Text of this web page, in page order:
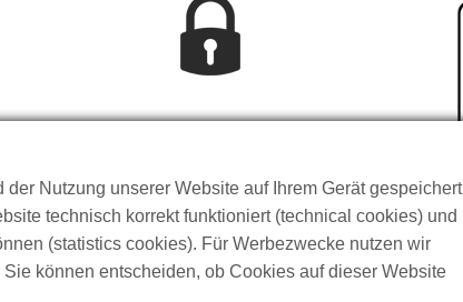
Nutzung unserer Website auf Ihrem Gerät gespeichert
technisch korrekt funktioniert (technical cookies) und
(statistics cookies). Für Werbezwecke nutzen wir
können entscheiden, ob Cookies auf dieser Website